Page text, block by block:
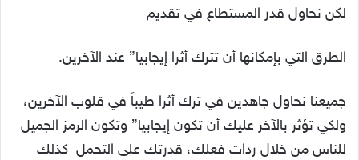
لكن نحاول قدر المستطاع في تقديم
الطرق التي بإمكانها أن تترك أثرا إيجابيا” عند الآخرين.
جميعنا نحاول جاهدين في ترك أثرا طيباً في قلوب الآخرين،
ولكي تؤثر بالآخر عليك أن تكون إيجابيا” وتكون الرمز الجميل
للناس من خلال ردات فعلك، قدرتك على التحمل كذلك